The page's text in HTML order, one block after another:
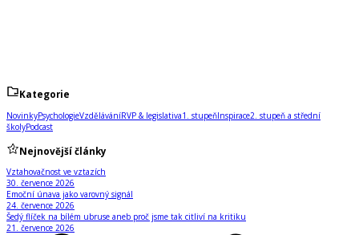
Kategorie
NovinkyPsychologieVzděláváníRVP & legislativa1. stupeňInspirace2. stupeň a střední
školyPodcast
Nejnovější články
Vztahovačnost ve vztazích
30. července 2026
Emoční únava jako varovný signál
24. července 2026
Šedý flíček na bílém ubruse aneb proč jsme tak citliví na kritiku
21. července 2026